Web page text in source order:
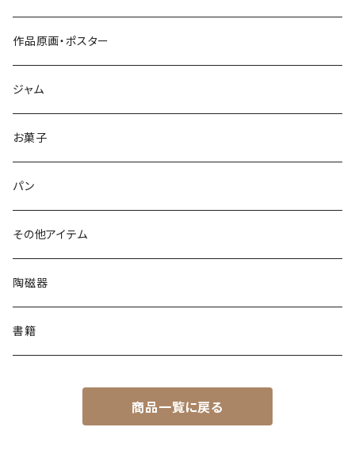
作品原画・ポスター
ジャム
お菓子
パン
その他アイテム
陶磁器
書籍
商品一覧に戻る